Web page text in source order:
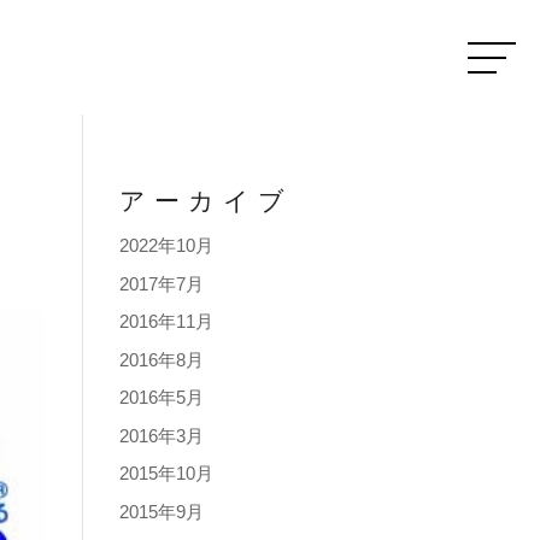
アーカイブ
2022年10月
2017年7月
2016年11月
2016年8月
2016年5月
2016年3月
2015年10月
2015年9月